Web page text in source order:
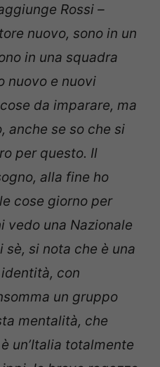
Rossi –
nuovo, sono in un
in una squadra
nuovo e nuovi
da imparare, ma
anche se so che si
per questo. Il
alla fine ho
cose giorno per
vedo una Nazionale
si nota che è una
con
un gruppo
mentalità, che
un’Italia totalmente